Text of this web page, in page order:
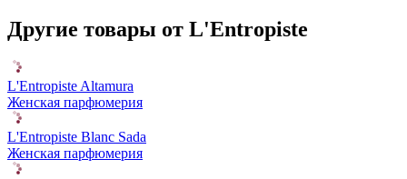
Другие товары от L'Entropiste
L'Entropiste Altamura
Женская парфюмерия
L'Entropiste Blanc Sada
Женская парфюмерия